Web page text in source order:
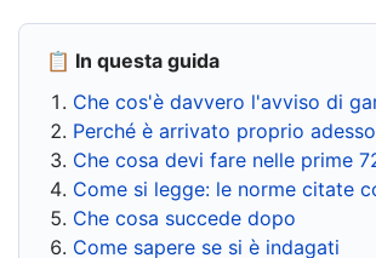
📋 In questa guida
Che cos'è davvero l'avviso di
Perché è arrivato proprio
Che cosa devi fare nelle prime
Come si legge: le norme citate
Che cosa succede dopo
Come sapere se si è indagati